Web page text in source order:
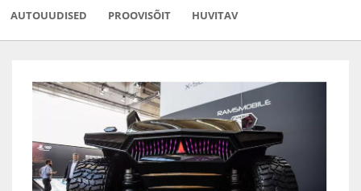
AUTOUUDISED PROOVISÕIT HUVITAV